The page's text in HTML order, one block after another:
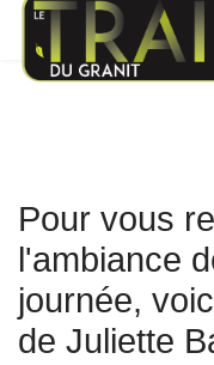
Pour vous
l'ambiance
journée,
de Juliette